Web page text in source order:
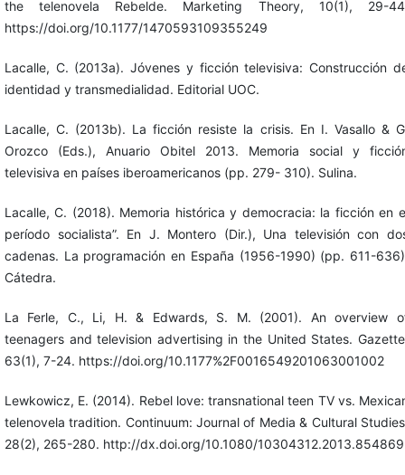
the telenovela Rebelde. Marketing Theory, 10(1), 29-
https://doi.org/10.1177/1470593109355249
Lacalle, C. (2013a). Jóvenes y ficción televisiva: Construcción
identidad y transmedialidad. Editorial UOC.
Lacalle, C. (2013b). La ficción resiste la crisis. En I. Vasallo &
Orozco (Eds.), Anuario Obitel 2013. Memoria social y
televisiva en países iberoamericanos (pp. 279- 310). Sulina.
Lacalle, C. (2018). Memoria histórica y democracia: la ficción en
período socialista”. En J. Montero (Dir.), Una televisión con
cadenas. La programación en España (1956-1990) (pp. 611-
Cátedra.
La Ferle, C., Li, H. & Edwards, S. M. (2001). An overview
teenagers and television advertising in the United States.
63(1), 7-24. https://doi.org/10.1177%2F0016549201063001002
Lewkowicz, E. (2014). Rebel love: transnational teen TV vs.
telenovela tradition. Continuum: Journal of Media & Cultural
28(2), 265-280. http://dx.doi.org/10.1080/10304312.2013.854869